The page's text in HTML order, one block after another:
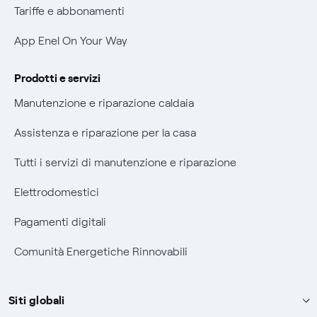
Verifica chi ti ha chiamato
Agevolazione utenti con disabilità per offerte Fibra
Tariffe e abbonamenti
App Enel On Your Way
Prodotti e servizi
Manutenzione e riparazione caldaia
Assistenza e riparazione per la casa
Tutti i servizi di manutenzione e riparazione
Elettrodomestici
Pagamenti digitali
Comunità Energetiche Rinnovabili
Siti globali